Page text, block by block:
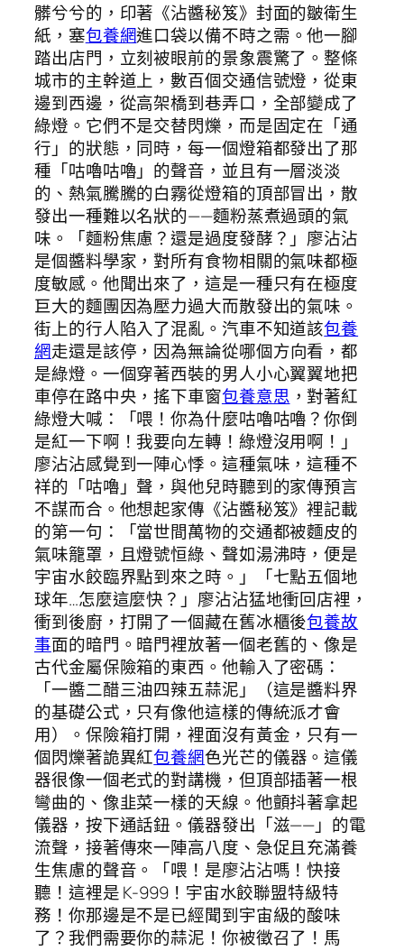
髒兮兮的，印著《沾醬秘笈》封面的皺衛生
紙，塞包養網進口袋以備不時之需。他一腳
踏出店門，立刻被眼前的景象震驚了。整條
城市的主幹道上，數百個交通信號燈，從東
邊到西邊，從高架橋到巷弄口，全部變成了
綠燈。它們不是交替閃爍，而是固定在「通
行」的狀態，同時，每一個燈箱都發出了那
種「咕嚕咕嚕」的聲音，並且有一層淡淡
的、熱氣騰騰的白霧從燈箱的頂部冒出，散
發出一種難以名狀的——麵粉蒸煮過頭的氣
味。「麵粉焦慮？還是過度發酵？」廖沾沾
是個醬料學家，對所有食物相關的氣味都極
度敏感。他聞出來了，這是一種只有在極度
巨大的麵團因為壓力過大而散發出的氣味。
街上的行人陷入了混亂。汽車不知道該包養
網走還是該停，因為無論從哪個方向看，都
是綠燈。一個穿著西裝的男人小心翼翼地把
車停在路中央，搖下車窗包養意思 ，對著紅
綠燈大喊：「喂！你為什麼咕嚕咕嚕？你倒
是紅一下啊！我要向左轉！綠燈沒用啊！」
廖沾沾感覺到一陣心悸。這種氣味，這種不
祥的「咕嚕」聲，與他兒時聽到的家傳預言
不謀而合。他想起家傳《沾醬秘笈》裡記載
的第一句：「當世間萬物的交通都被麵皮的
氣味籠罩，且燈號恒綠、聲如湯沸時，便是
宇宙水餃臨界點到來之時。」「七點五個地
球年…怎麼這麼快？」廖沾沾猛地衝回店裡，
衝到後廚，打開了一個藏在舊冰櫃後包養故
事面的暗門。暗門裡放著一個老舊的、像是
古代金屬保險箱的東西。他輸入了密碼：
「一醬二醋三油四辣五蒜泥」（這是醬料界
的基礎公式，只有像他這樣的傳統派才會
用）。保險箱打開，裡面沒有黃金，只有一
個閃爍著詭異紅包養網色光芒的儀器。這儀
器很像一個老式的對講機，但頂部插著一根
彎曲的、像韭菜一樣的天線。他顫抖著拿起
儀器，按下通話鈕。儀器發出「滋——」的電
流聲，接著傳來一陣高八度、急促且充滿養
生焦慮的聲音。「喂！是廖沾沾嗎！快接
聽！這裡是 K-999！宇宙水餃聯盟特級特
務！你那邊是不是已經聞到宇宙級的酸味
了？我們需要你的蒜泥！你被徵召了！馬